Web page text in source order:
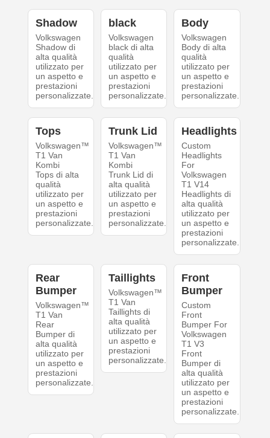
Shadow
Volkswagen
Shadow di
alta qualità
utilizzato per
un aspetto e
prestazioni
personalizzate.
black
Volkswagen
black di alta
qualità
utilizzato per
un aspetto e
prestazioni
personalizzate.
Body
Volkswagen
Body di alta
qualità
utilizzato per
un aspetto e
prestazioni
personalizzate.
Tops
Volkswagen™
T1 Van
Kombi
Tops di alta
qualità
utilizzato per
un aspetto e
prestazioni
personalizzate.
Trunk Lid
Volkswagen™
T1 Van
Kombi
Trunk Lid di
alta qualità
utilizzato per
un aspetto e
prestazioni
personalizzate.
Headlights
Custom
Headlights
For
Volkswagen
T1 V14
Headlights di
alta qualità
utilizzato per
un aspetto e
prestazioni
personalizzate.
Rear
Bumper
Volkswagen™
T1 Van
Rear
Bumper di
alta qualità
utilizzato per
un aspetto e
prestazioni
personalizzate.
Taillights
Volkswagen™
T1 Van
Taillights di
alta qualità
utilizzato per
un aspetto e
prestazioni
personalizzate.
Front
Bumper
Custom
Front
Bumper For
Volkswagen
T1 V3
Front
Bumper di
alta qualità
utilizzato per
un aspetto e
prestazioni
personalizzate.